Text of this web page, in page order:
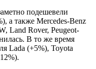
подешевели
а также Mercedes-Benz
Land Rover, Peugeot-
В то же время
Lada (+5%), Toyota